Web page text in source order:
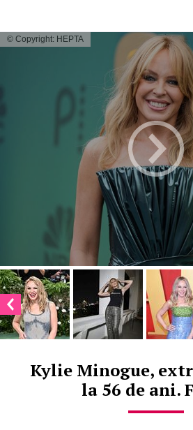
© Copyright: HEPTA
Kylie Minogue,
la 56 de ani.